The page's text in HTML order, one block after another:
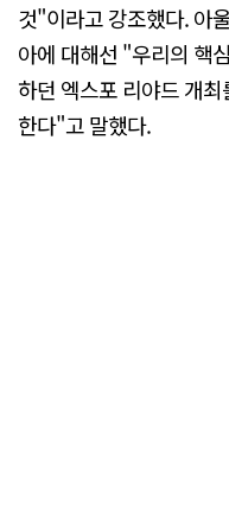
것"이라고 강조했다. 아
아에 대해선 "우리의 핵
하던 엑스포 리야드 개
한다"고 말했다.